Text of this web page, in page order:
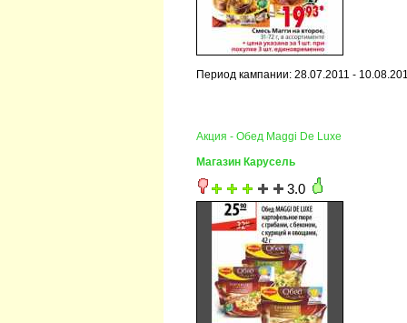
Период кампании: 28.07.2011 -
Акция - Обед Maggi De Luxe
Магазин Карусель
3.0